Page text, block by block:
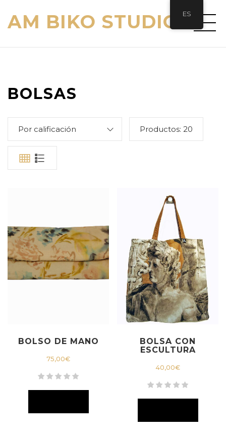
AM BIKO STUDIO
BOLSAS
Por calificación Productos: 20
BOLSO DE MANO
75,00€
BOLSA CON
ESCULTURA
40,00€
ES